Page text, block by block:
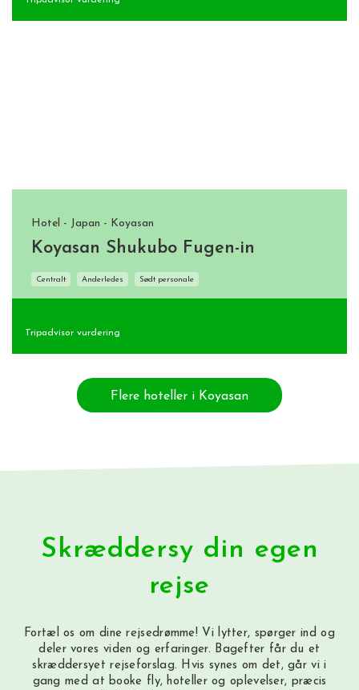
Hotel - Japan - Koyasan
Koyasan Shukubo Fugen-in
Centralt Anderledes Sødt personale
Tripadvisor vurdering
Flere hoteller i Koyasan
Skræddersy din egen
rejse
Fortæl os om dine rejsedrømme! Vi lytter, spørger ind og
deler vores viden og erfaringer. Bagefter får du et
skræddersyet rejseforslag. Hvis synes om det, går vi i
gang med at booke fly, hoteller og oplevelser, præcis